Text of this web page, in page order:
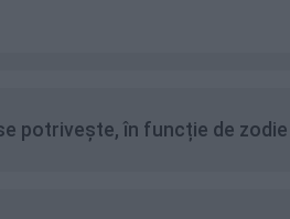
potrivește, în funcție de zodie